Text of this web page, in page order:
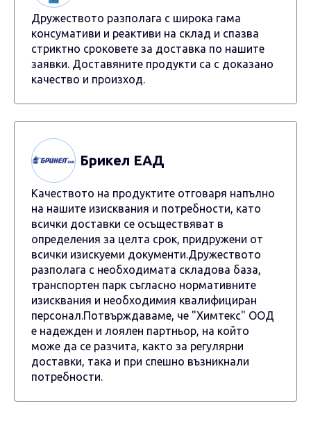
Дружеството разполага с широка гама
консумативи и реактиви на склад и спазва
стриктно сроковете за доставка по нашите
заявки. Доставяните продукти са с доказано
качество и произход.
Брикел ЕАД
Качеството на продуктите отговаря напълно
на нашите изисквания и потребности, като
всички доставки се осъществяват в
определения за целта срок, придружени от
всички изискуеми документи.Дружеството
разполага с необходимата складова база,
транспортен парк съгласно нормативните
изисквания и необходимия квалифициран
персонал.Потвърждаваме, че "Химтекс" ООД
е надежден и лоялен партньор, на който
може да се разчита, както за регулярни
доставки, така и при спешно възникнали
потребности.